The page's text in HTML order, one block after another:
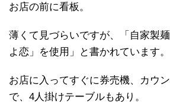
お店の前に看板。
薄くて見づらいですが、「自家製
よ恋」を使用」と書かれています。
お店に入ってすぐに券売機、カウ
で、4人掛けテーブルもあり。